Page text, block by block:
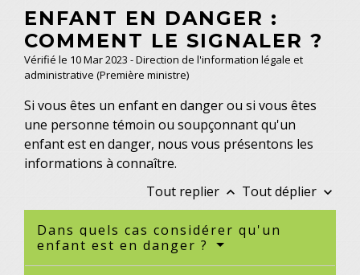
ENFANT EN DANGER :
COMMENT LE SIGNALER ?
Vérifié le 10 Mar 2023 - Direction de l'information légale et
administrative (Première ministre)
Si vous êtes un enfant en danger ou si vous êtes
une personne témoin ou soupçonnant qu'un
enfant est en danger, nous vous présentons les
informations à connaître.
Tout replier keyboard_arrow_up Tout déplier keyboard_arrow_down
Dans quels cas considérer qu'un
enfant est en danger ?